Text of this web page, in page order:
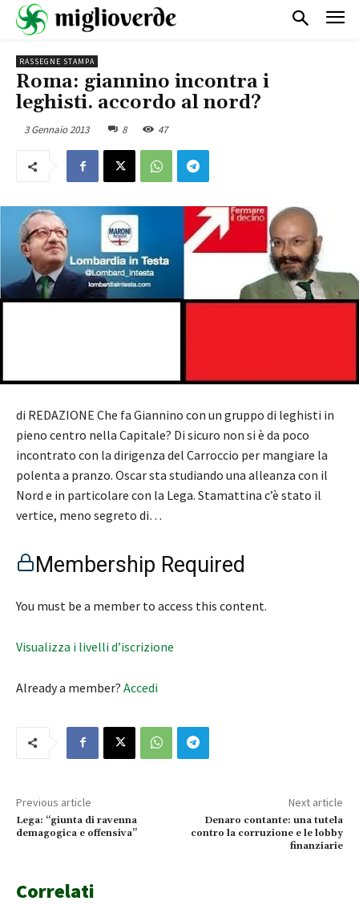
RASSEGNE STAMPA
Roma: giannino incontra i
leghisti. accordo al nord?
3 Gennaio 2013 8 47
di REDAZIONE Che fa Giannino con un gruppo di leghisti in
pieno centro nella Capitale? Di sicuro non si è da poco
incontrato con la dirigenza del Carroccio per mangiare la
polenta a pranzo. Oscar sta studiando una alleanza con il
Nord e in particolare con la Lega. Stamattina c’è stato il
vertice, meno segreto di…
Membership Required
You must be a member to access this content.
Visualizza i livelli d’iscrizione
Already a member? Accedi
Previous article
Lega: “giunta di ravenna
demagogica e offensiva”
Next article
Denaro contante: una tutela
contro la corruzione e le lobby
finanziarie
Correlati